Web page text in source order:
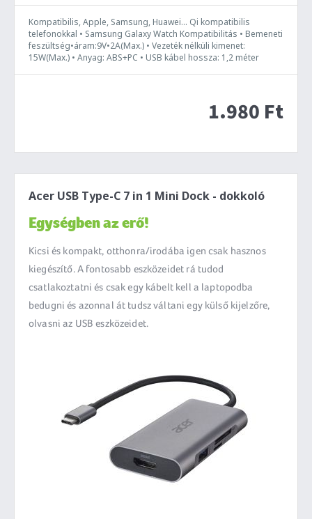
Kompatibilis, Apple, Samsung, Huawei... Qi kompatibilis
telefonokkal • Samsung Galaxy Watch Kompatibilitás • Bemeneti
feszültség•áram:9V•2A(Max.) • Vezeték nélküli kimenet:
15W(Max.) • Anyag: ABS+PC • USB kábel hossza: 1,2 méter
1.980 Ft
Acer USB Type-C 7 in 1 Mini Dock - dokkoló
Egységben az erő!
Kicsi és kompakt, otthonra/irodába igen csak hasznos
kiegészítő. A fontosabb eszközeidet rá tudod
csatlakoztatni és csak egy kábelt kell a laptopodba
bedugni és azonnal át tudsz váltani egy külső kijelzőre,
olvasni az USB eszközeidet.